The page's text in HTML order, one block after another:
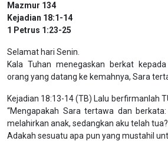
Mazmur 134
Kejadian 18:1-14
1 Petrus 1:23-25
Selamat hari Senin.
Kala Tuhan menegaskan berkat
orang yang datang ke kemahnya, Sara
Kejadian 18:13-14 (TB) Lalu berfirmanlah
“Mengapakah Sara tertawa dan
melahirkan anak, sedangkan aku telah tua?
Adakah sesuatu apa pun yang mustahil